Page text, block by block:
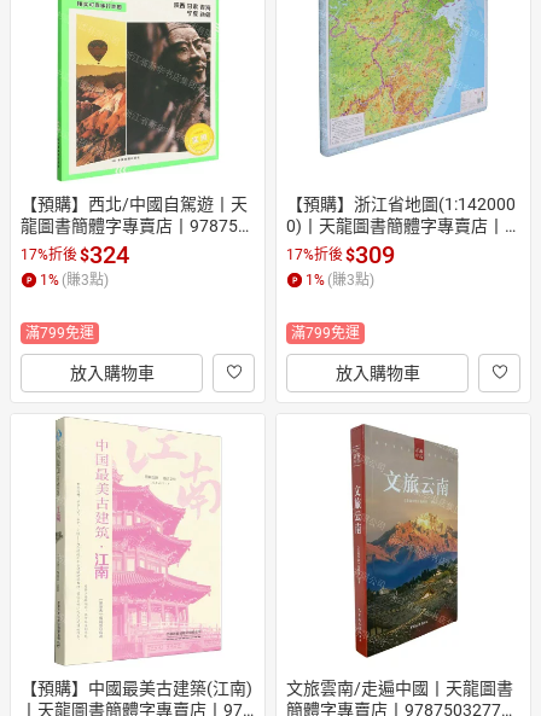
【預購】西北/中國自駕遊丨天
龍圖書簡體字專賣店丨978752
0450539 (tl2610)
17%折後$324
1% (賺3點)
滿799免運
放入購物車
【預購】浙江省地圖(1:142000
0)丨天龍圖書簡體字專賣店丨9
787547136027 (tl2610)
17%折後$309
1% (賺3點)
滿799免運
放入購物車
【預購】中國最美古建築(江南)
丨天龍圖書簡體字專賣店丨978
文旅雲南/走遍中國丨天龍圖書
簡體字專賣店丨978750327793